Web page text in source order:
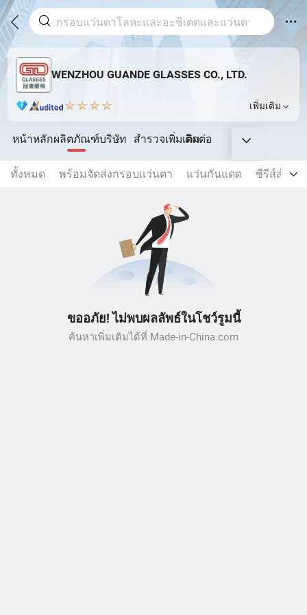
WENZHOU GUANDE GLASSES CO., LTD.
เพิ่มเติม
หน้าหลักผลิตภัณฑ์บริษัท สำรวจเพิ่มเติมติดต่อ
ทั้งหมด พร้อมจัดส่งกรอบแว่นตา แว่นกันแดด ซีรีส์สำหรั
ขออภัย! ไม่พบผลลัพธ์ในโชว์รูมนี้
ค้นหาเพิ่มเติมได้ที่ Made-in-China.com